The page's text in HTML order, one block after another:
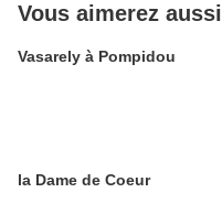
Vous aimerez aussi
Vasarely à Pompidou
la Dame de Coeur